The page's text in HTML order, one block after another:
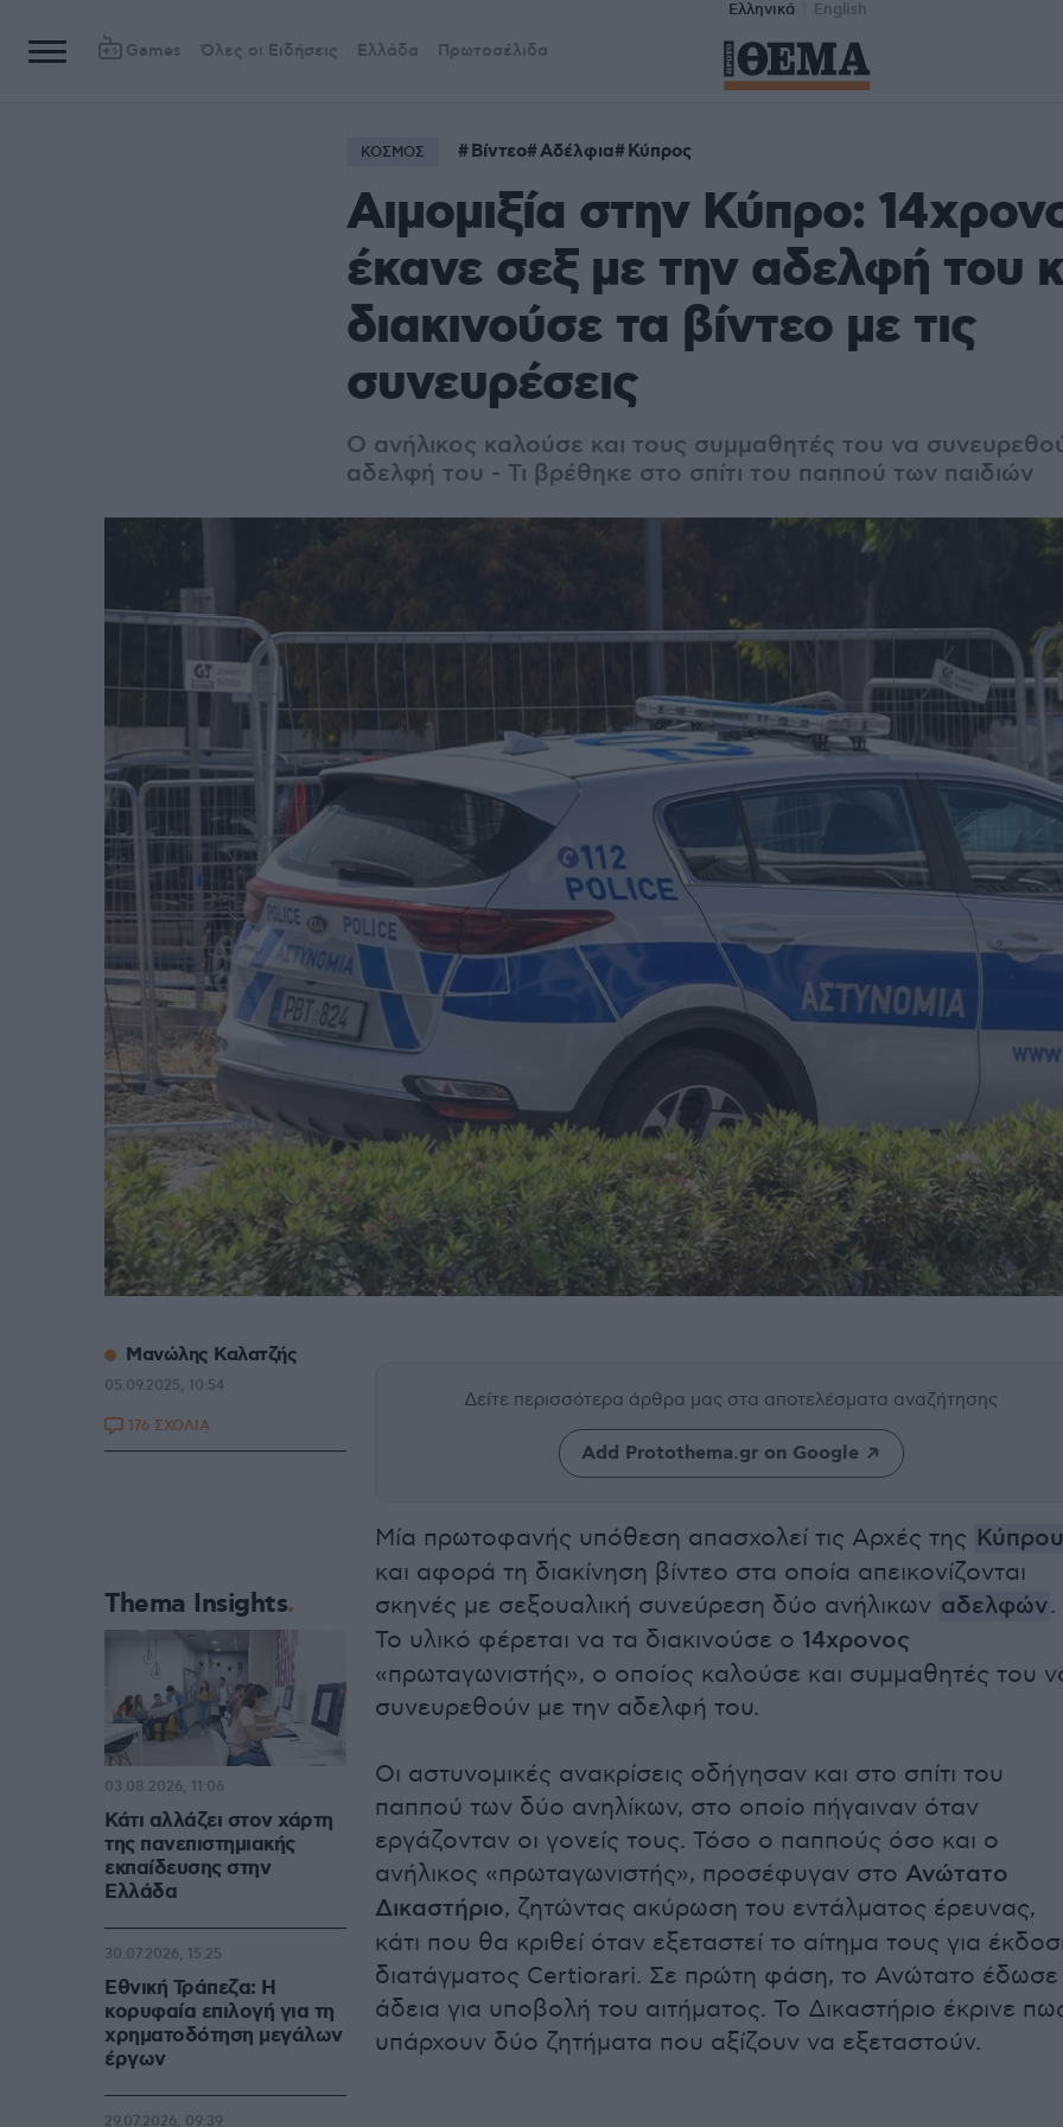
Ελληνικά English
Games Όλες οι Ειδήσεις Ελλάδα Πρωτοσέλιδα
ΚΟΣΜΟΣ Βίντεο Αδέλφια Κύπρος
Αιμομιξία στην Κύπρο:
έκανε σεξ με την αδελφή του
διακινούσε τα βίντεο με τις
συνευρέσεις
Ο ανήλικος καλούσε και τους συμμαθητές του να
αδελφή του - Τι βρέθηκε στο σπίτι του παππού των παιδιών
Δείτε περισσότερα άρθρα μας στα αποτελέσματα αναζήτησης
Add Protothema.gr on Google
Μία πρωτοφανής υπόθεση απασχολεί τις Αρχές της Κύπρου
και αφορά τη διακίνηση βίντεο στα οποία απεικονίζονται
σκηνές με σεξουαλική συνεύρεση δύο ανήλικων αδελφών.
Το υλικό φέρεται να τα διακινούσε ο 14χρονος
«πρωταγωνιστής», ο οποίος καλούσε και συμμαθητές του
συνευρεθούν με την αδελφή του.
Oι αστυνομικές ανακρίσεις οδήγησαν και στο σπίτι του
παππού των δύο ανηλίκων, στο οποίο πήγαιναν όταν
εργάζονταν οι γονείς τους. Τόσο ο παππούς όσο και ο
ανήλικος «πρωταγωνιστής», προσέφυγαν στο Ανώτατο
Δικαστήριο, ζητώντας ακύρωση του εντάλματος έρευνας,
κάτι που θα κριθεί όταν εξεταστεί το αίτημα τους για
διατάγματος Certiorari. Σε πρώτη φάση, το Ανώτατο έδωσε
άδεια για υποβολή του αιτήματος. Το Δικαστήριο έκρινε
υπάρχουν δύο ζητήματα που αξίζουν να εξεταστούν.
Μανώλης Καλατζής
05.09.2025, 10:54
176 ΣΧΟΛΙΑ
Thema Insights
Κάτι αλλάζει στον χάρτη
της πανεπιστημιακής
εκπαίδευσης στην
Ελλάδα
03.08.2026, 11:06
Εθνική Τράπεζα: Η
κορυφαία επιλογή για τη
χρηματοδότηση μεγάλων
έργων
30.07.2026, 15:25
29.07.2026, 09:39